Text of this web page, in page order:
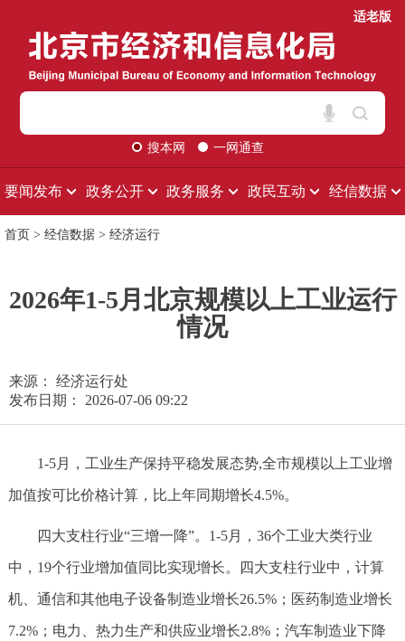
适老版
搜本网 一网通查
要闻发布 政务公开 政务服务 政民互动 经信数据
首页 > 经信数据 > 经济运行
2026年1-5月北京规模以上工业运行
情况
来源： 经济运行处
发布日期： 2026-07-06 09:22
1-5月，工业生产保持平稳发展态势,全市规模以上工业增
加值按可比价格计算，比上年同期增长4.5%。
四大支柱行业“三增一降”。1-5月，36个工业大类行业
中，19个行业增加值同比实现增长。四大支柱行业中，计算
机、通信和其他电子设备制造业增长26.5%；医药制造业增长
7.2%；电力、热力生产和供应业增长2.8%；汽车制造业下降